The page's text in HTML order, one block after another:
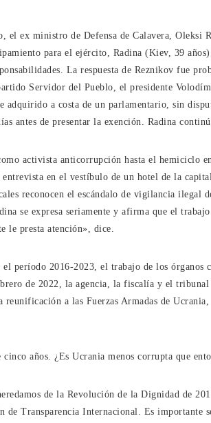
el ex ministro de Defensa de Calavera, Oleksi
para el ejército, Radina (Kiev, 39
La respuesta de Reznikov fue
Servidor del Pueblo, el presidente
adquirido a costa de un parlamentario, sin
antes de presentar la exención. Radina
activista anticorrupción hasta el hemiciclo
en el vestíbulo de un hotel de la
reconocen el escándalo de vigilancia ilegal
se expresa seriamente y afirma que el
le presta atención», dice.
período 2016-2023, el trabajo de los órganos
de 2022, la agencia, la fiscalía y el
a las Fuerzas Armadas de
años. ¿Es Ucrania menos corrupta que
de la Revolución de la Dignidad de
Transparencia Internacional. Es importante